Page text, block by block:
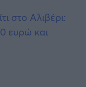
στο Αλιβέρι:
ευρώ και